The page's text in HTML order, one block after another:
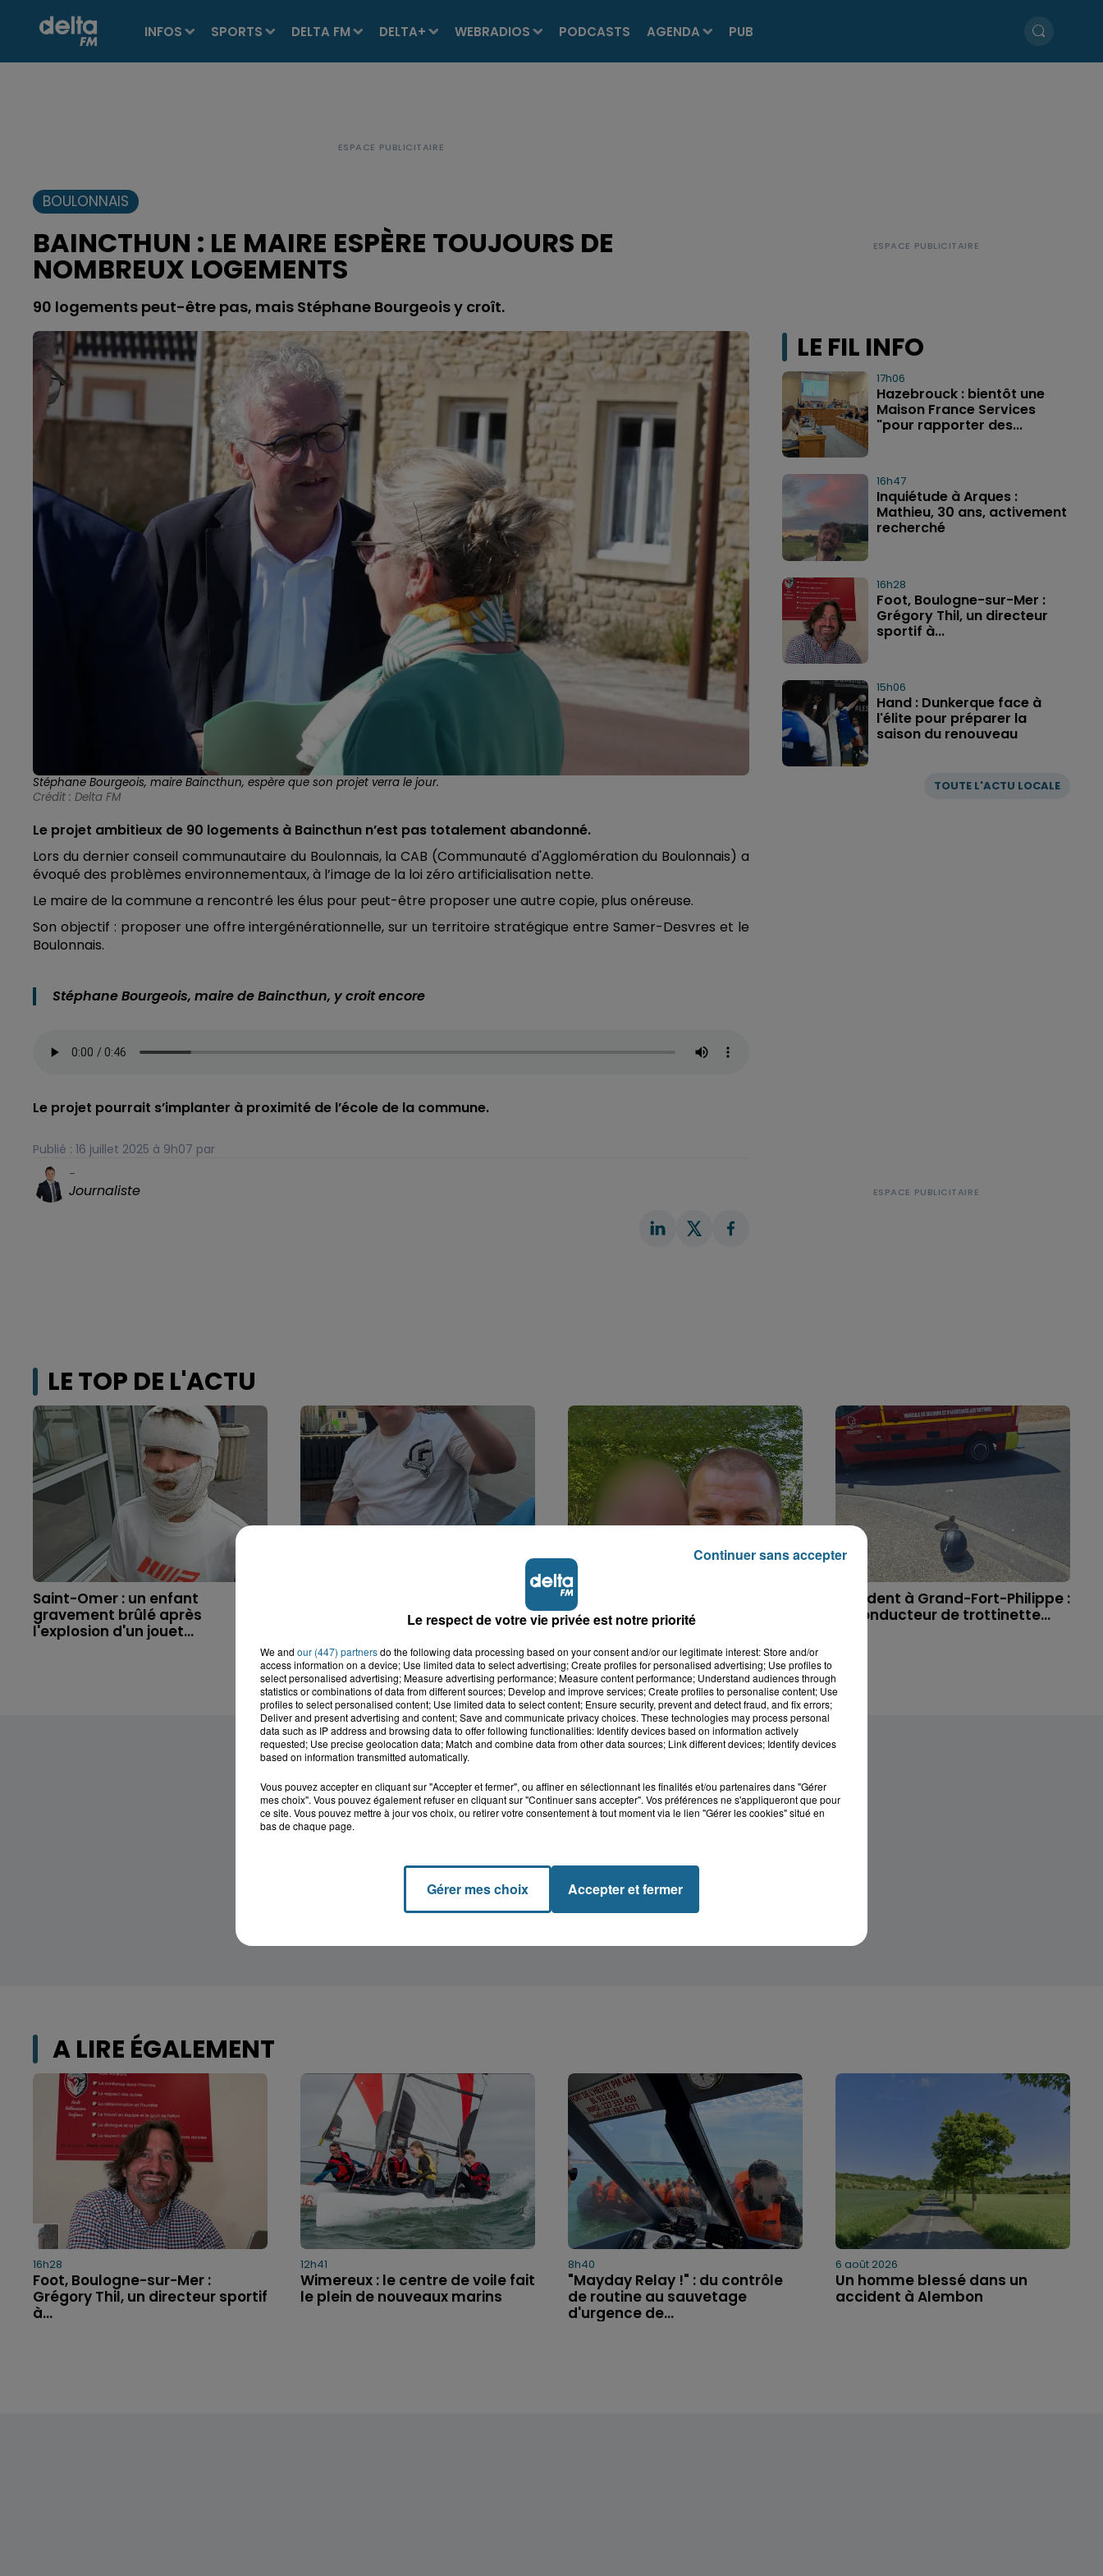
INFOS SPORTS DELTA FM DELTA+ WEBRADIOS PODCASTS AGENDA PUB
BOULONNAIS
BAINCTHUN : LE MAIRE ESPÈRE TOUJOURS DE
NOMBREUX LOGEMENTS
90 logements peut-être pas, mais Stéphane Bourgeois y croît.
Stéphane Bourgeois, maire Baincthun, espère que son projet verra le jour.
Crédit : Delta FM
Le projet ambitieux de 90 logements à Baincthun n’est pas totalement abandonné.
Lors du dernier conseil communautaire du Boulonnais, la CAB (Communauté d'Agglomération du Boulonnais) a
évoqué des problèmes environnementaux, à l’image de la loi zéro artificialisation nette.
Le maire de la commune a rencontré les élus pour peut-être proposer une autre copie, plus onéreuse.
Son objectif : proposer une offre intergénérationnelle, sur un territoire stratégique entre Samer-Desvres et le
Boulonnais.
Stéphane Bourgeois, maire de Baincthun, y croit encore
Le projet pourrait s’implanter à proximité de l’école de la commune.
Publié : 16 juillet 2025 à 9h07 par
-
Journaliste
LE FIL INFO
TOUTE L'ACTU LOCALE
17h06
Hazebrouck : bientôt une
Maison France Services
"pour rapporter des...
16h47
Inquiétude à Arques :
Mathieu, 30 ans, activement
recherché
16h28
Foot, Boulogne-sur-Mer :
Grégory Thil, un directeur
sportif à...
15h06
Hand : Dunkerque face à
l'élite pour préparer la
saison du renouveau
LE TOP DE L'ACTU
Saint-Omer : un enfant
gravement brûlé après
l'explosion d'un jouet...
accident, Lucas s'en est allé
Disparition inquiétante à
Cappelle-la-Grande : Michael,
41 ans...
Accident à Grand-Fort-Philippe :
le conducteur de trottinette...
A LIRE ÉGALEMENT
16h28
Foot, Boulogne-sur-Mer :
Grégory Thil, un directeur sportif
à...
12h41
Wimereux : le centre de voile fait
le plein de nouveaux marins
8h40
"Mayday Relay !" : du contrôle
de routine au sauvetage
d'urgence de...
6 août 2026
Un homme blessé dans un
accident à Alembon
Le respect de votre vie privée est notre priorité
We and our (447) partnersdo the following data processing based on your consent and/or our legitimate interest: Store and/or
access information on a device; Use limited data to select advertising; Create profiles for personalised advertising; Use profiles to
select personalised advertising; Measure advertising performance; Measure content performance; Understand audiences through
statistics or combinations of data from different sources; Develop and improve services; Create profiles to personalise content; Use
profiles to select personalised content; Use limited data to select content; Ensure security, prevent and detect fraud, and fix errors;
Deliver and present advertising and content; Save and communicate privacy choices. These technologies may process personal
data such as IP address and browsing data to offer following functionalities: Identify devices based on information actively
requested; Use precise geolocation data; Match and combine data from other data sources; Link different devices; Identify devices
based on information transmitted automatically.
Vous pouvez accepter en cliquant sur "Accepter et fermer", ou affiner en sélectionnant les finalités et/ou partenaires dans "Gérer
mes choix". Vous pouvez également refuser en cliquant sur "Continuer sans accepter". Vos préférences ne s'appliqueront que pour
ce site. Vous pouvez mettre à jour vos choix, ou retirer votre consentement à tout moment via le lien "Gérer les cookies" situé en
bas de chaque page.
Gérer mes choix Accepter et fermer
Continuer sans accepter